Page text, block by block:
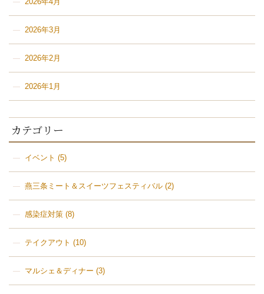
2026年3月
2026年2月
2026年1月
カテゴリー
イベント (5)
燕三条ミート＆スイーツフェスティバル(2)
感染症対策(8)
テイクアウト (10)
マルシェ＆ディナー (3)